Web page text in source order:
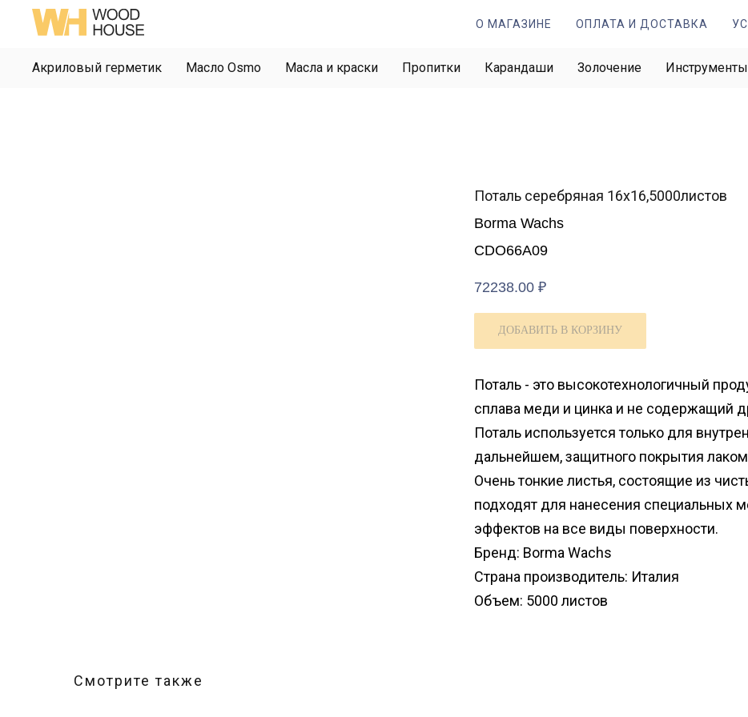
О МАГАЗИНЕ ОПЛАТА И ДОСТАВКА
Акриловый герметик Масло Osmo Масла и краски Пропитки Карандаши Золочение Инструменты
Поталь серебряная 16х16,5000листов
Borma Wachs
CDO66A09
72238.00 ₽
ДОБАВИТЬ В КОРЗИНУ
Поталь - это высокотехнологичный
сплава меди и цинка и не содержащий
Поталь используется только для
дальнейшем, защитного покрытия
Очень тонкие листья, состоящие из
подходят для нанесения специальных
эффектов на все виды поверхности.
Бренд: Borma Wachs
Страна производитель: Италия
Объем: 5000 листов
Смотрите также